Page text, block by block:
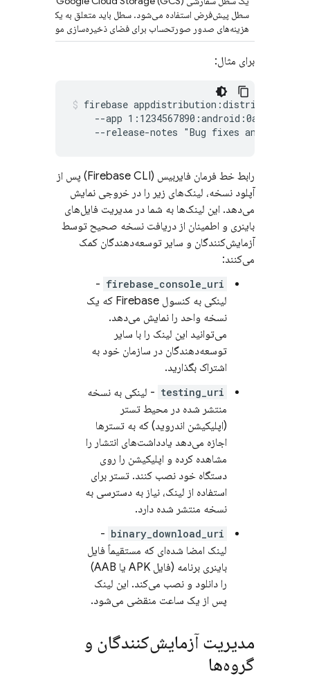
سطل پیش‌فرض استفاده می‌شود. سطل باید متعلق به یک پروژه با
هزینه‌های صدور صورتحساب برای فضای ذخیره‌سازی مورد استفاده
برای مثال:
firebase appdistribution:distribute
--app
--release-notes "Bug fixes and
رابط خط فرمان فایربیس (Firebase CLI) پس از
آپلود نسخه، لینک‌های زیر را در خروجی نمایش
می‌دهد. این لینک‌ها به شما در مدیریت فایل‌های
باینری و اطمینان از دریافت نسخه صحیح توسط
آزمایش‌کنندگان و سایر توسعه‌دهندگان کمک
می‌کنند:
firebase_console_uri
-
لینکی به کنسول Firebase که یک
نسخه واحد را نمایش می‌دهد.
می‌توانید این لینک را با سایر
توسعه‌دهندگان در سازمان خود به
اشتراک بگذارید.
testing_uri - لینکی به نسخه
منتشر شده در محیط تستر
(اپلیکیشن اندروید) که به تسترها
اجازه می‌دهد یادداشت‌های انتشار را
مشاهده کرده و اپلیکیشن را روی
دستگاه خود نصب کنند. تستر برای
استفاده از لینک، نیاز به دسترسی به
نسخه منتشر شده دارد.
binary_download_uri
-
لینک امضا شده‌ای که مستقیماً فایل
باینری برنامه (فایل APK یا AAB)
را دانلود و نصب می‌کند. این لینک
پس از یک ساعت منقضی می‌شود.
مدیریت آزمایش‌کنندگان و
گروه‌ها